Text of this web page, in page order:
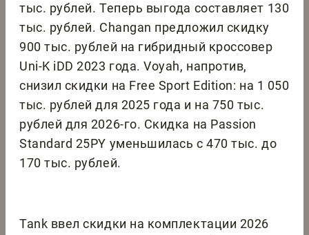
тыс. рублей. Теперь выгода составляет 130
тыс. рублей. Changan предложил скидку
900 тыс. рублей на гибридный кроссовер
Uni-K iDD 2023 года. Voyah, напротив,
снизил скидки на Free Sport Edition: на 1 050
тыс. рублей для 2025 года и на 750 тыс.
рублей для 2026-го. Скидка на Passion
Standard 25PY уменьшилась с 470 тыс. до
170 тыс. рублей.
Tank ввел скидки на комплектации 2026